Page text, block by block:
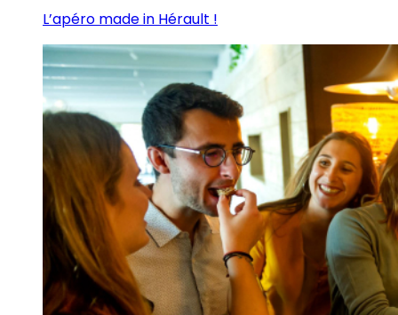
L’apéro made in Hérault !